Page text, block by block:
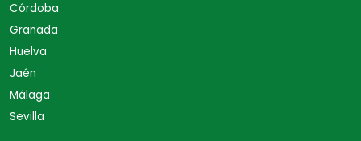
Córdoba
Granada
Huelva
Jaén
Málaga
Sevilla